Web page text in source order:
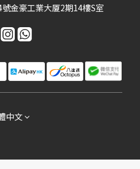
金豪工業大厦2期14樓S室
中文